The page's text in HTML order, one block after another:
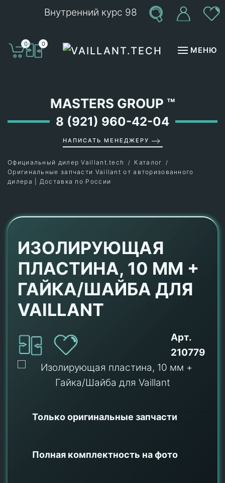
Внутренний курс 98
0 0
МЕНЮ
MASTERS GROUP ™
8 (921) 960-42-04
НАПИСАТЬ МЕНЕДЖЕРУ
Официальный дилер Vaillant.tech
Каталог
Оригинальные запчасти Vaillant от авторизованного
дилера | Доставка по России
ИЗОЛИРУЮЩАЯ
ПЛАСТИНА, 10 ММ +
ГАЙКА/ШАЙБА ДЛЯ
VAILLANT
Арт.
210779
Только оригинальные запчасти
Полная комплектность на фото